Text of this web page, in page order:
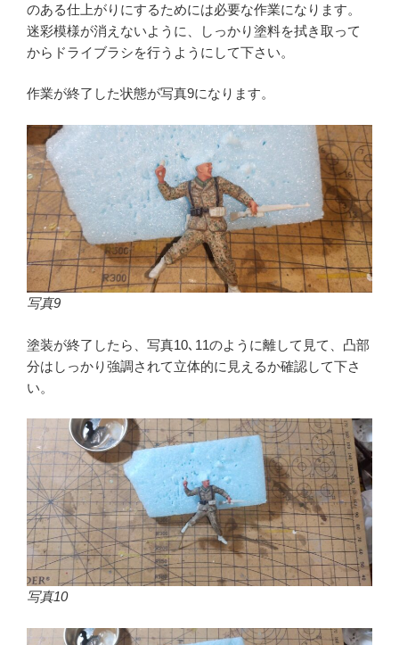
のある仕上がりにするためには必要な作業になります。
迷彩模様が消えないように、しっかり塗料を拭き取って
からドライブラシを行うようにして下さい。
作業が終了した状態が写真9になります。
写真9
塗装が終了したら、写真10､11のように離して見て、凸部
分はしっかり強調されて立体的に見えるか確認して下さ
い。
写真10